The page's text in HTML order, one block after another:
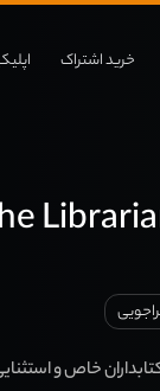
خرید اشتراک
خاص و